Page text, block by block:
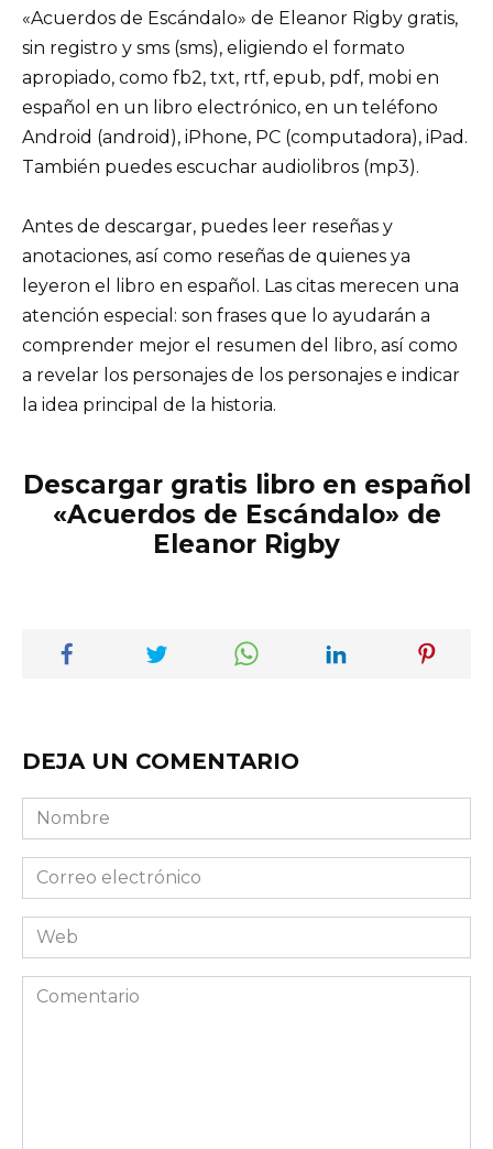
«Acuerdos de Escándalo» de Eleanor Rigby gratis,
sin registro y sms (sms), eligiendo el formato
apropiado, como fb2, txt, rtf, epub, pdf, mobi en
español en un libro electrónico, en un teléfono
Android (android), iPhone, PC (computadora), iPad.
También puedes escuchar audiolibros (mp3).
Antes de descargar, puedes leer reseñas y
anotaciones, así como reseñas de quienes ya
leyeron el libro en español. Las citas merecen una
atención especial: son frases que lo ayudarán a
comprender mejor el resumen del libro, así como
a revelar los personajes de los personajes e indicar
la idea principal de la historia.
Descargar gratis libro en español
«Acuerdos de Escándalo» de
Eleanor Rigby
DEJA UN COMENTARIO
Nombre
Correo
electrónico
Web
Comentario